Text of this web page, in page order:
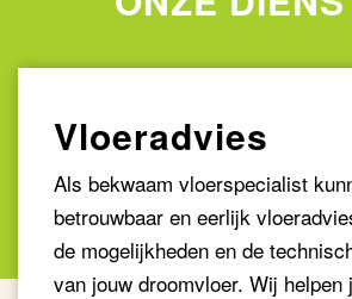
Vloeradvies
Als bekwaam vloerspecialist
betrouwbaar en eerlijk
de mogelijkheden en de
van jouw droomvloer. Wij helpen